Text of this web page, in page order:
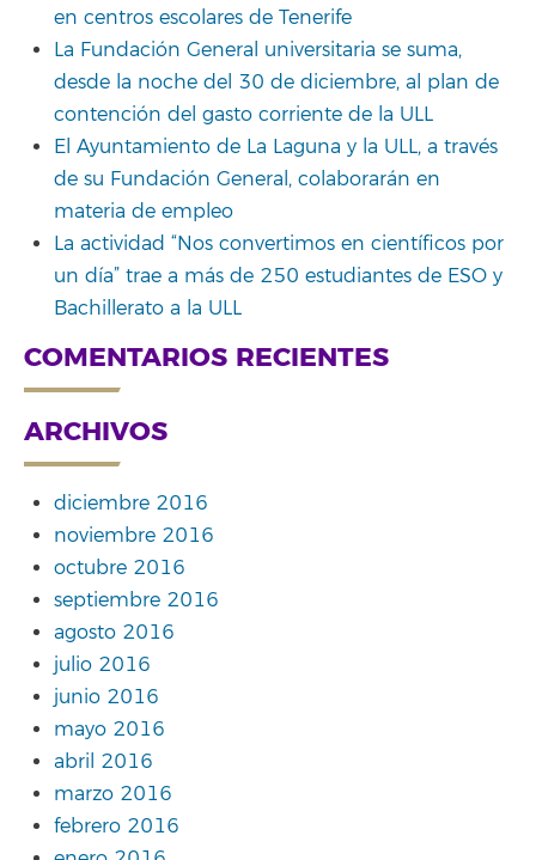
en centros escolares de Tenerife
La Fundación General universitaria se suma,
desde la noche del 30 de diciembre, al plan de
contención del gasto corriente de la ULL
El Ayuntamiento de La Laguna y la ULL, a través
de su Fundación General, colaborarán en
materia de empleo
La actividad “Nos convertimos en científicos por
un día” trae a más de 250 estudiantes de ESO y
Bachillerato a la ULL
COMENTARIOS RECIENTES
ARCHIVOS
diciembre 2016
noviembre 2016
octubre 2016
septiembre 2016
agosto 2016
julio 2016
junio 2016
mayo 2016
abril 2016
marzo 2016
febrero 2016